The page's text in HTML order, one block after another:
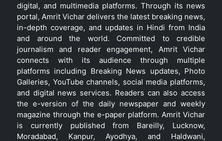
digital, and multimedia platforms. Through its news
portal, Amrit Vichar delivers the latest breaking news,
in-depth coverage, and updates in Hindi from India
and around the world. Committed to credible
journalism and reader engagement, Amrit Vichar
connects with its audience through multiple
platforms including Breaking News updates, Photo
Galleries, YouTube channels, social media platforms,
and digital news services. Readers can also access
the e-version of the daily newspaper and weekly
magazine through the e-paper platform. Amrit Vichar
is currently published from Bareilly, Lucknow,
Moradabad, Kanpur, Ayodhya, and Haldwani,